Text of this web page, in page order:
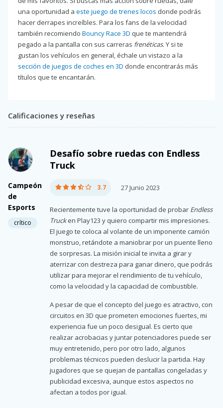
una oportunidad a este juego de trenes locos donde podrás
hacer derrapes increíbles. Para los fans de la velocidad
también recomiendo Bouncy Race 3D que te mantendrá
pegado a la pantalla con sus carreras frenéticas. Y si te
gustan los vehículos en general, échale un vistazo a la
sección de juegos de coches en 3D donde encontrarás más
títulos que te encantarán.
Calificaciones y reseñas
Campeón
de
Esports
crítico
Desafío sobre ruedas con Endless
Truck
3.7 27 Junio 2023
Recientemente tuve la oportunidad de probar Endless
Trucken Play123 y quiero compartir mis impresiones.
El juego te coloca al volante de un imponente camión
monstruo, retándote a maniobrar por un puente lleno
de sorpresas. La misión inicial te invita a girar y
aterrizar con destreza para ganar dinero, que podrás
utilizar para mejorar el rendimiento de tu vehículo,
como la velocidad y la capacidad de combustible.
A pesar de que el concepto del juego es atractivo, con
circuitos en 3D que prometen emociones fuertes, mi
experiencia fue un poco desigual. Es cierto que
realizar acrobacias y juntar potenciadores puede ser
muy entretenido, pero por otro lado, algunos
problemas técnicos pueden deslucir la partida. Hay
jugadores que se quejan de pantallas congeladas y
publicidad excesiva, aunque estos aspectos no
afectan a todos por igual.